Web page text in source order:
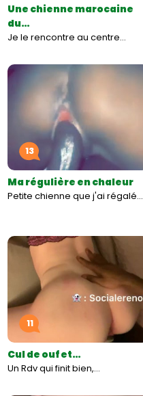
Une chienne marocaine
du…
Je le rencontre au centre…
13
Ma régulière en chaleur
Petite chienne que j'ai régalé…
11
Cul de ouf et…
Un Rdv qui finit bien,…